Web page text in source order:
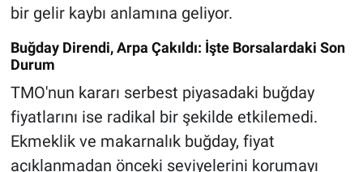
bir gelir kaybı anlamına geliyor.
Buğday Direndi, Arpa Çakıldı: İşte Borsalardaki Son
Durum
TMO'nun kararı serbest piyasadaki buğday
fiyatlarını ise radikal bir şekilde etkilemedi.
Ekmeklik ve makarnalık buğday, fiyat
açıklanmadan önceki seviyelerini korumayı